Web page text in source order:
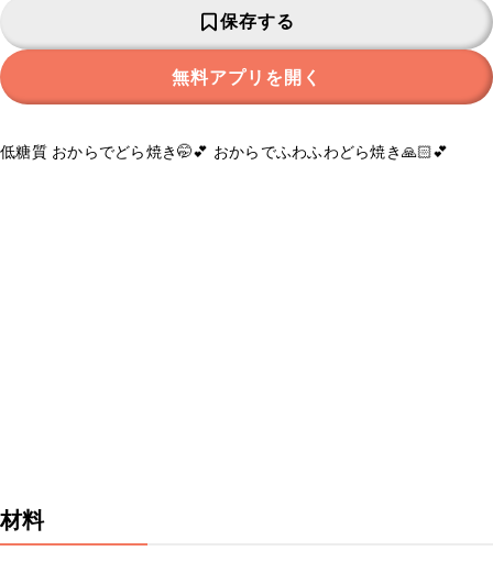
保存する
無料アプリを開く
低糖質 おからでどら焼き🤭💕 おからでふわふわどら焼き🙏🏻💕
材料